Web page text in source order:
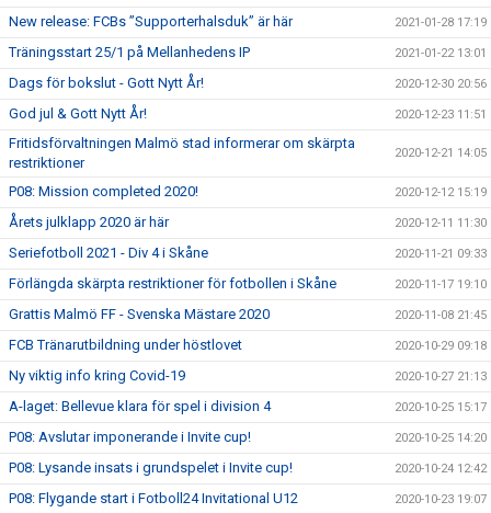
New release: FCBs ”Supporterhalsduk” är här 2021-01-28 17:19
Träningsstart 25/1 på Mellanhedens IP 2021-01-22 13:01
Dags för bokslut - Gott Nytt År! 2020-12-30 20:56
God jul & Gott Nytt År! 2020-12-23 11:51
Fritidsförvaltningen Malmö stad informerar om skärpta
restriktioner
2020-12-21 14:05
P08: Mission completed 2020! 2020-12-12 15:19
Årets julklapp 2020 är här 2020-12-11 11:30
Seriefotboll 2021 - Div 4 i Skåne 2020-11-21 09:33
Förlängda skärpta restriktioner för fotbollen i Skåne 2020-11-17 19:10
Grattis Malmö FF - Svenska Mästare 2020 2020-11-08 21:45
FCB Tränarutbildning under höstlovet 2020-10-29 09:18
Ny viktig info kring Covid-19 2020-10-27 21:13
A-laget: Bellevue klara för spel i division 4 2020-10-25 15:17
P08: Avslutar imponerande i Invite cup! 2020-10-25 14:20
P08: Lysande insats i grundspelet i Invite cup! 2020-10-24 12:42
P08: Flygande start i Fotboll24 Invitational U12 2020-10-23 19:07